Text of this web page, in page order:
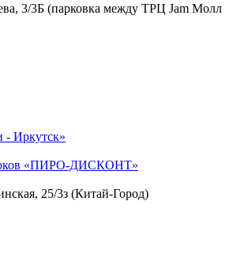
3/3Б (парковка между ТРЦ Jam Молл
- Иркутск»
«ПИРО-ДИСКОНТ»
25/3з (Китай-Город)